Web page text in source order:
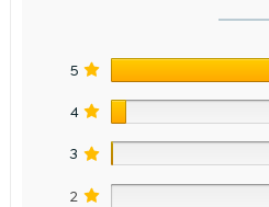
5
4
3
2